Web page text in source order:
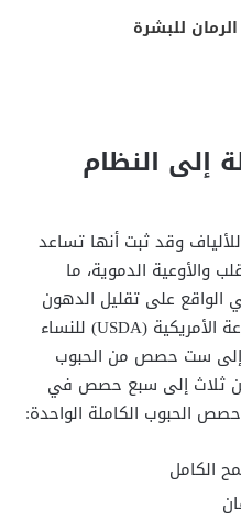
للبشرة
إلى النظام
وقد ثبت أنها تساعد
والأوعية الدموية، ما
الواقع على تقليل الدهون
حول البطن، حيث توصي وزارة الزراعة الأمريكية (USDA) للنساء
إلى ست حصص من الحبوب
من ثلاث إلى سبع حصص في
الحبوب الكاملة الواحدة:
الكامل